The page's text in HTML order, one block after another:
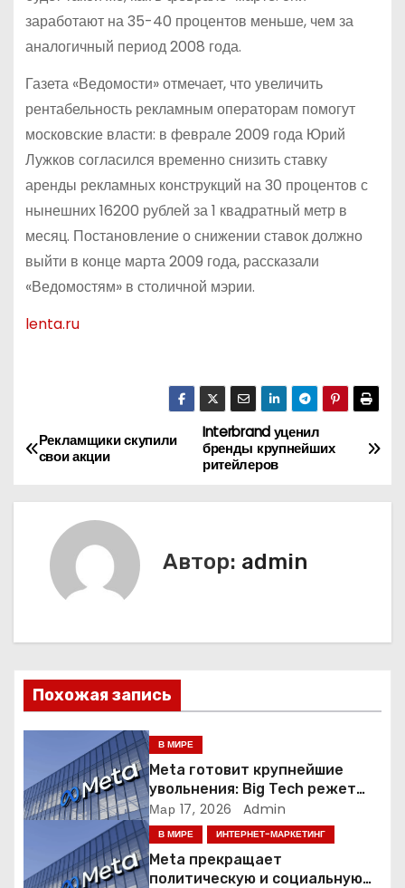
заработают на 35-40 процентов меньше, чем за
аналогичный период 2008 года.
Газета «Ведомости» отмечает, что увеличить
рентабельность рекламным операторам помогут
московские власти: в феврале 2009 года Юрий
Лужков согласился временно снизить ставку
аренды рекламных конструкций на 30 процентов с
нынешних 16200 рублей за 1 квадратный метр в
месяц. Постановление о снижении ставок должно
выйти в конце марта 2009 года, рассказали
«Ведомостям» в столичной мэрии.
lenta.ru
Н
ц
и
п
о
Interbrand уценил
бренды крупнейших
ритейлеров
Рекламщики скупили
свои акции
Автор: admin
Похожая запись
В МИРЕ
Meta готовит крупнейшие
увольнения: Big Tech режет
людей ради искусственного
интеллекта
Мар 17, 2026 Admin
В МИРЕ ИНТЕРНЕТ-МАРКЕТИНГ
Meta прекращает
политическую и социальную